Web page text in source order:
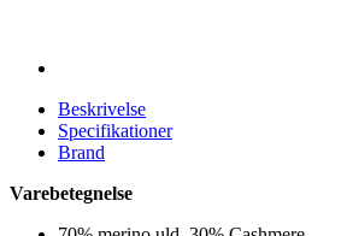
Beskrivelse
Specifikationer
Brand
Varebetegnelse